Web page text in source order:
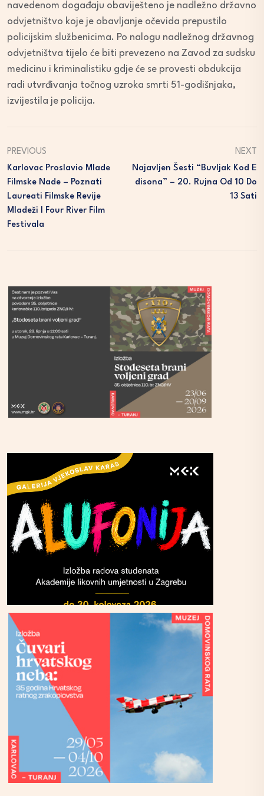
navedenom događaju obaviješteno je nadležno državno
odvjetništvo koje je obavljanje očevida prepustilo
policijskim službenicima. Po nalogu nadležnog državnog
odvjetništva tijelo će biti prevezeno na Zavod za sudsku
medicinu i kriminalistiku gdje će se provesti obdukcija
radi utvrđivanja točnog uzroka smrti 51-godišnjaka,
izvijestila je policija.
PREVIOUS
Karlovac Proslavio Mlade
Filmske Nade – Poznati
Laureati Filmske Revije
Mladeži I Four River Film
Festivala
NEXT
Najavljen Šesti “Buvljak Kod E
Disona” – 20. Rujna Od 10 Do
13 Sati